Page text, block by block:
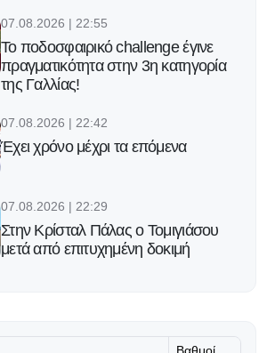
07.08.2026 | 22:55
Το ποδοσφαιρικό challenge έγινε
πραγματικότητα στην 3η κατηγορία
της Γαλλίας!
07.08.2026 | 22:42
Έχει χρόνο μέχρι τα επόμενα
07.08.2026 | 22:29
Στην Κρίσταλ Πάλας ο Τομιγιάσου
μετά από επιτυχημένη δοκιμή